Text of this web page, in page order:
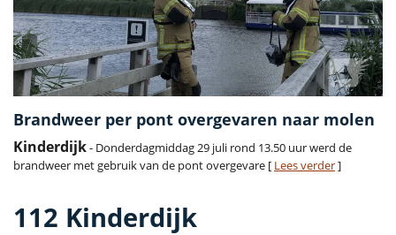
Brandweer per pont overgevaren naar molen
Kinderdijk- Donderdagmiddag 29 juli rond 13.50 uur werd de
brandweer met gebruik van de pont overgevare [ Lees verder]
112 Kinderdijk